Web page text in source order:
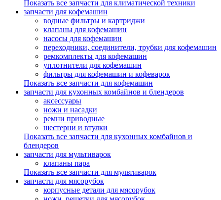
Показать все запчасти для климатической техники
запчасти для кофемашин
водные фильтры и картриджи
клапаны для кофемашин
насосы для кофемашин
переходники, соединители, трубки для кофемашин
ремкомплекты для кофемашин
уплотнители для кофемашин
фильтры для кофемашин и кофеварок
Показать все запчасти для кофемашин
запчасти для кухонных комбайнов и блендеров
аксессуары
ножи и насадки
ремни приводные
шестерни и втулки
Показать все запчасти для кухонных комбайнов и
блендеров
запчасти для мультиварок
клапаны пара
Показать все запчасти для мультиварок
запчасти для мясорубок
корпусные детали для мясорубок